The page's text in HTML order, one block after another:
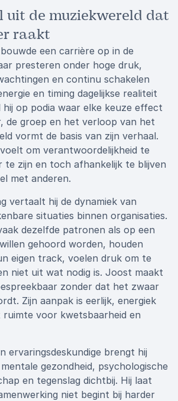
uit de muziekwereld dat
raakt
een carrière op in de
presteren onder hoge druk,
en continu schakelen
en timing dagelijkse realiteit
hij op podia waar elke keuze effect
de groep en het verloop van het
vormt de basis van zijn verhaal.
om verantwoordelijkheid te
te zijn en toch afhankelijk te blijven
met anderen.
vertaalt hij de dynamiek van
situaties binnen organisaties.
dezelfde patronen als op een
gehoord worden, houden
eigen track, voelen druk om te
niet uit wat nodig is. Joost maakt
zonder dat het zwaar
Zijn aanpak is eerlijk, energiek
ruimte voor kwetsbaarheid en
ervaringsdeskundige brengt hij
gezondheid, psychologische
en tegenslag dichtbij. Hij laat
niet begint bij harder